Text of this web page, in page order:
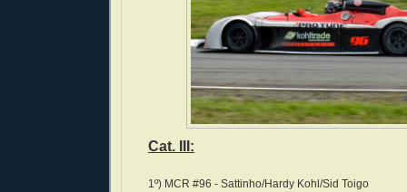
Cat. III:
1º) MCR #96 - Sattinho/Hardy Kohl/Sid Toigo